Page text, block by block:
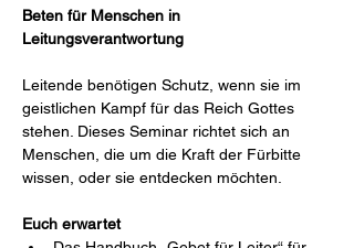
Beten für Menschen in
Leitungsverantwortung
Leitende benötigen Schutz, wenn sie im
geistlichen Kampf für das Reich Gottes
stehen. Dieses Seminar richtet sich an
Menschen, die um die Kraft der Fürbitte
wissen, oder sie entdecken möchten.
Euch erwartet